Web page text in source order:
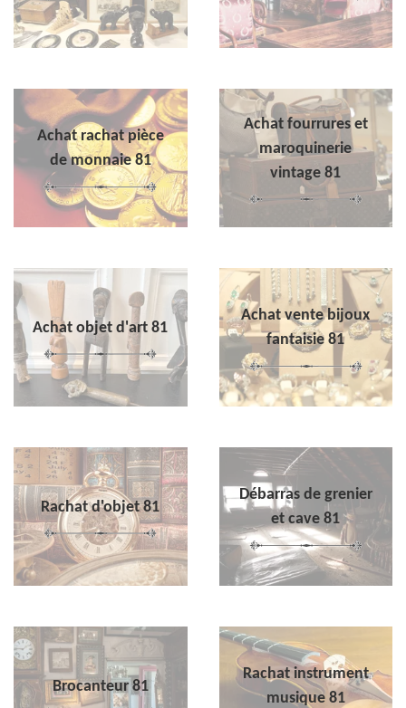
Achat rachat pièce
de monnaie 81
Achat fourrures et
maroquinerie
vintage 81
Achat objet d'art 81
Achat vente bijoux
fantaisie 81
Rachat d'objet 81
Débarras de grenier
et cave 81
Brocanteur 81
Rachat instrument
musique 81